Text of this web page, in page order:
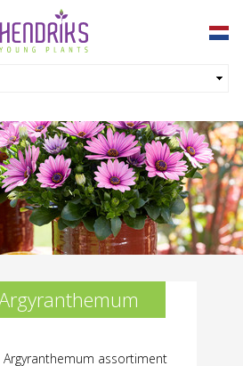
Argyranthemum assortiment